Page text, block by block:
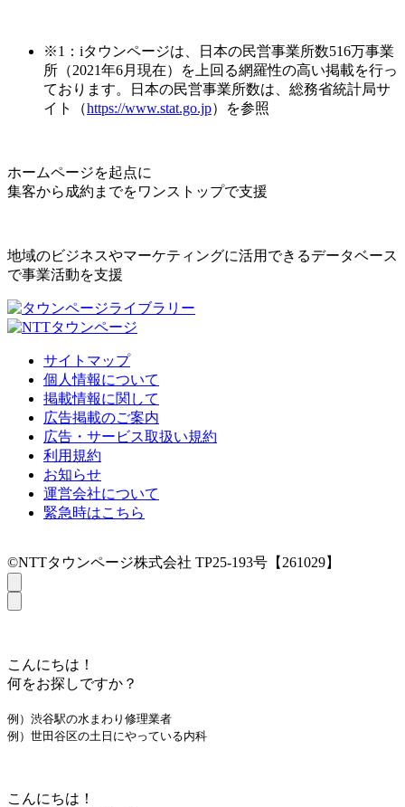
※1：iタウンページは、日本の民営事業所数516万事業
所（2021年6月現在）を上回る網羅性の高い掲載を行っ
ております。日本の民営事業所数は、総務省統計局サ
イト（https://www.stat.go.jp）を参照
ホームページを起点に
集客から成約までをワンストップで支援
地域のビジネスやマーケティングに活用できるデータベース
で事業活動を支援
サイトマップ
個人情報について
掲載情報に関して
広告掲載のご案内
広告・サービス取扱い規約
利用規約
お知らせ
運営会社について
緊急時はこちら
©NTTタウンページ株式会社 TP25-193号【261029】
こんにちは！
何をお探しですか？
例）渋谷駅の水まわり修理業者
例）世田谷区の土日にやっている内科
こんにちは！